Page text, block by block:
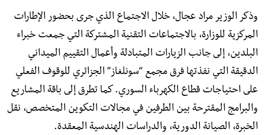
وذكر الوزير مراد عجال، خلال الاجتماع الذي جرى بحضور الإطارات
المركزية للوزارة، بالاجتماعات التقنية المشتركة التي جمعت خبراء
البلدين، إلى جانب الزيارات المتبادلة وأعمال التقييم الميداني
الدقيقة التي نفذتها فرق مجمع “سونلغاز” الجزائري للوقوف الفعلي
على احتياجات قطاع الكهرباء السوري. كما تطرق إلى باقة المشاريع
والبرامج المقترحة بين الطرفين في مجالات التكوين المتخصص، نقل
الخبرة، الصيانة الدورية، والدراسات الهندسية المعقدة.